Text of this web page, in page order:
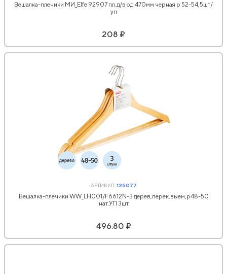
Вешалка-плечики МИ_Elfe 92907 пл.д/в од.470мм черная р 52-54,5шт/
уп
208 ₽
АРТИКУЛ:125077
Вешалка-плечики WW_LH001/F6612N-3 дерев,перек,выем,р48-50
нат.УП 3шт
496.80 ₽